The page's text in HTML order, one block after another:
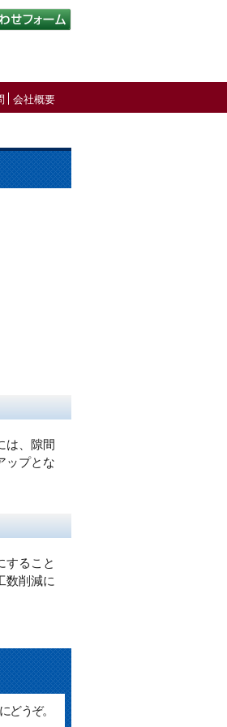
会社概要
は、隙間
ップとな
すること
数削減に
どうぞ。